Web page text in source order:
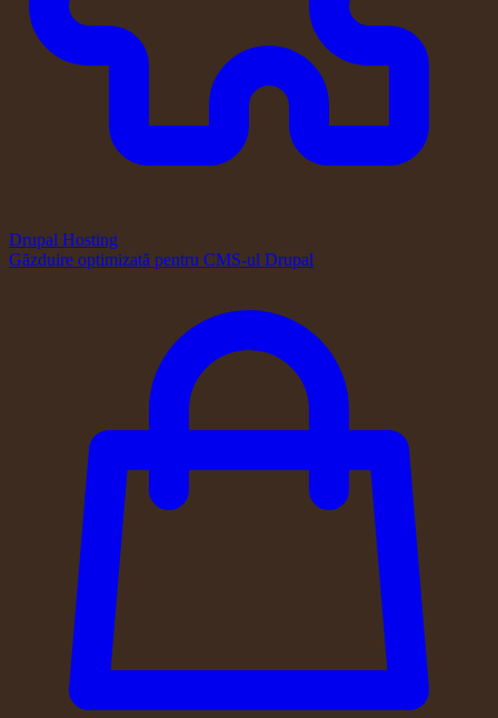
Drupal Hosting
Găzduire optimizată pentru CMS-ul Drupal